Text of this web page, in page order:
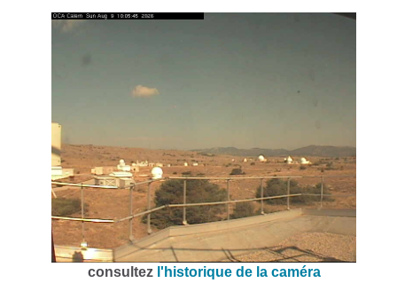
consultez l'historique de la caméra